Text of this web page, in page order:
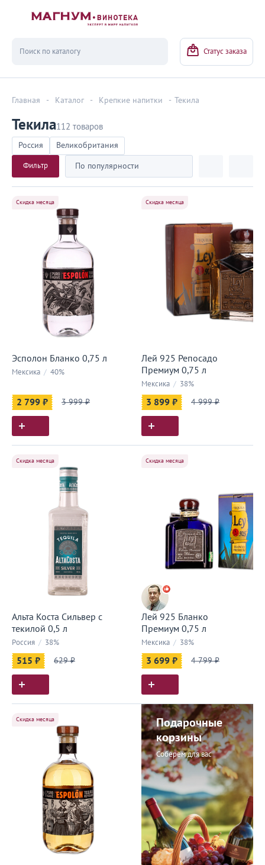
Статус заказа
Главная - Каталог - Крепкие напитки - Текила
Текила112 товаров
Фильтр По популярности
Россия Великобритания
Скидка месяца
Эсполон Бланко 0,75 л
Мексика / 40%
2 799 ₽ 3 999 ₽
1
Скидка месяца
Лей 925 Репосадо
Премиум 0,75 л
Мексика / 38%
3 899 ₽ 4 999 ₽
Скидка месяца
Альта Коста Сильвер с
текилой 0,5 л
Россия / 38%
515 ₽ 629 ₽
Скидка месяца
Лей 925 Бланко
Премиум 0,75 л
Мексика / 38%
3 699 ₽ 4 799 ₽
Скидка месяца
Подарочные
корзины
Соберем для вас